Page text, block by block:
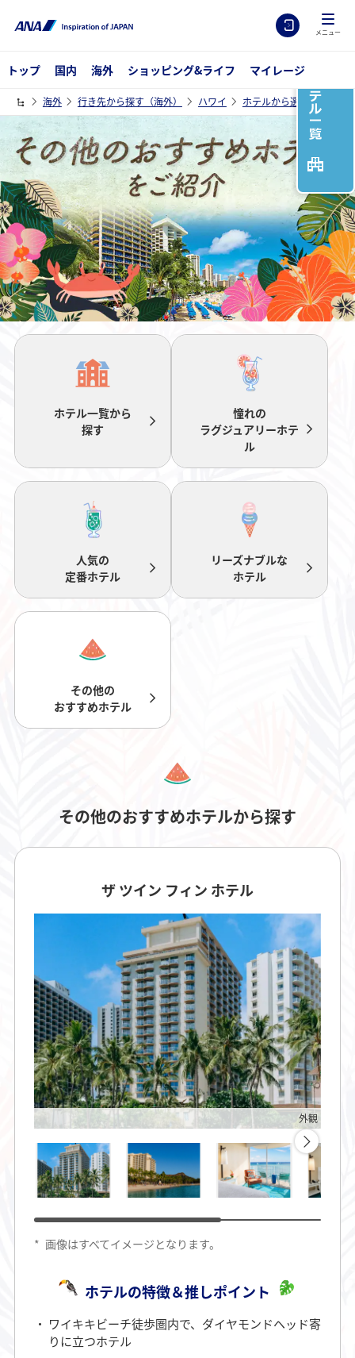
メニュー
トップ 国内 海外 ショッピング&ライフ マイレージ
海外 行き先から探す（海外） ハワイ ホテルから選ぶハワイツ
ホテル一覧から
探す
憧れの
ラグジュアリーホテ
ル
人気の
定番ホテル
リーズナブルな
ホテル
その他の
おすすめホテル
その他のおすすめホテルから探す
ザ ツイン フィン ホテル
外観
* 画像はすべてイメージとなります。
ホテルの特徴＆推しポイント
ワイキキビーチ徒歩圏内で、ダイヤモンドヘッド寄
りに立つホテル